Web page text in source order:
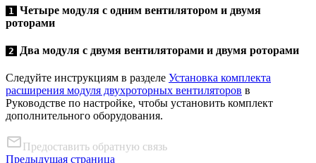
1
Четыре модуля с одним вентилятором и двумя
роторами
2 Два модуля с двумя вентиляторами и двумя роторами
Следуйте инструкциям в разделе Установка комплекта
расширения модуля двухроторных вентиляторов в
Руководстве по настройке, чтобы установить комплект
дополнительного оборудования.
Предоставить обратную связь
Предыдущая страница